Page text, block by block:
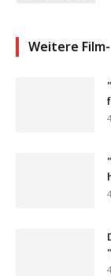
Weitere